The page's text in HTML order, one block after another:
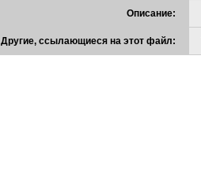
Описание:
Другие, ссылающиеся на этот файл: